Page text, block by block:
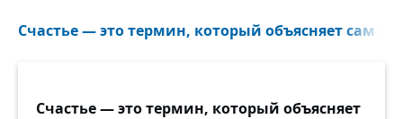
Счастье — это термин, который объясняет сам
Счастье — это термин, который объясняет